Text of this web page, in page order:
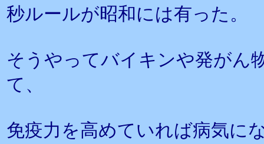
秒ルールが昭和には有った。
そうやってバイキンや発がん
て、
免疫力を高めていれば病気に